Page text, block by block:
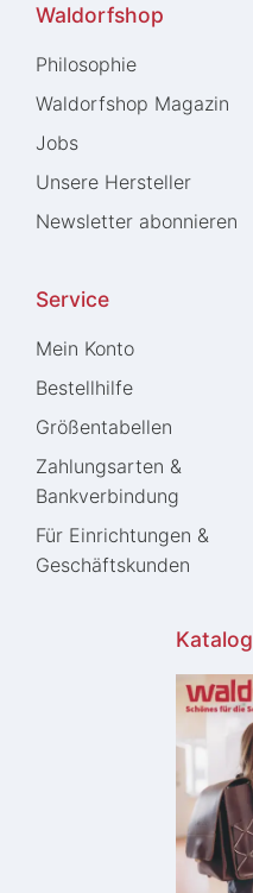
Waldorfshop
Philosophie
Waldorfshop Magazin
Jobs
Unsere Hersteller
Newsletter abonnieren
Service
Mein Konto
Bestellhilfe
Größentabellen
Zahlungsarten &
Bankverbindung
Für Einrichtungen &
Geschäftskunden
Katalog